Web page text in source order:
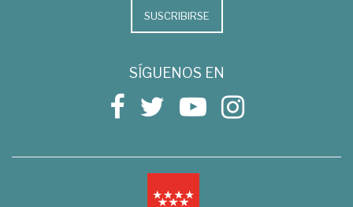
SUSCRIBIRSE
SÍGUENOS EN